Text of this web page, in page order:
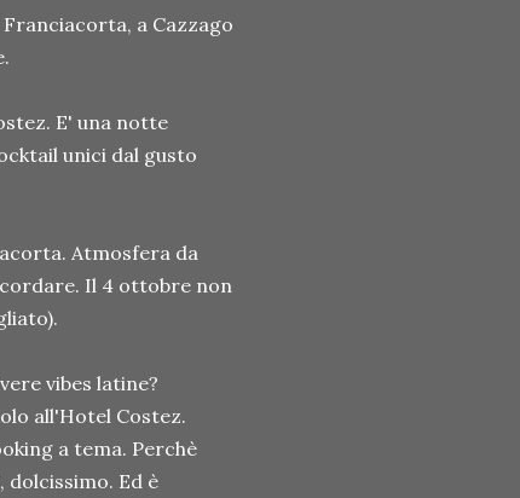
a Cazzago
E' una notte
unici dal gusto
Atmosfera da
Il 4 ottobre non
vibes latine?
all'Hotel Costez.
a tema. Perchè
Ed è